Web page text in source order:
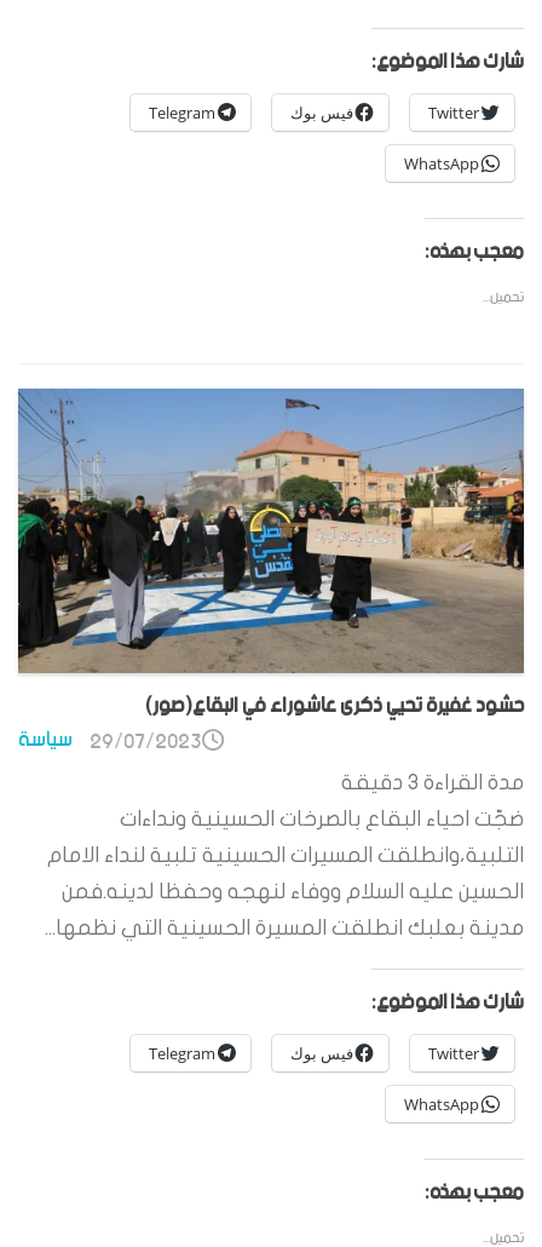
شارك هذا الموضوع:
Twitter فيس بوك Telegram
WhatsApp
معجب بهذه:
تحميل...
حشود غفيرة تحيي ذكرى عاشوراء في البقاع(صور)
سياسة 29/07/2023
مدة القراءة 3 دقيقة
ضجّت احياء البقاع بالصرخات الحسينية ونداءات
التلبية،وانطلقت المسيرات الحسينية تلبية لنداء الامام
الحسين عليه السلام ووفاء لنهجه وحفظا لدينه.فمن
مدينة بعلبك انطلقت المسيرة الحسينية التي نظمها...
شارك هذا الموضوع:
Twitter فيس بوك Telegram
WhatsApp
معجب بهذه:
تحميل...